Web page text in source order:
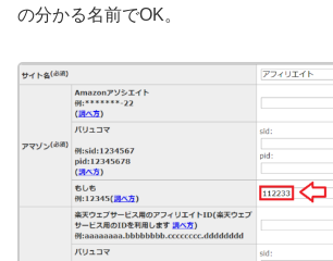
の分かる名前でOK。